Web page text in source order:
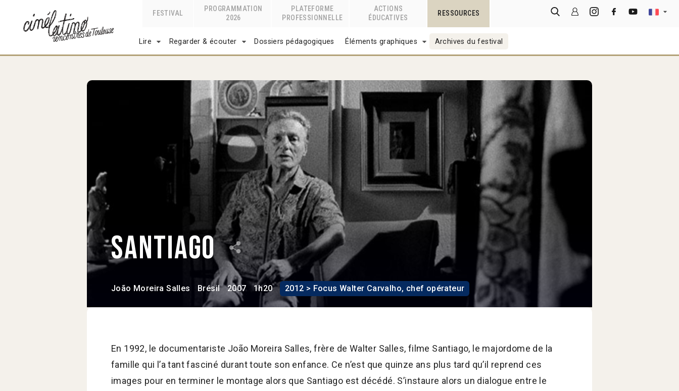
FESTIVAL
PROGRAMMATION
2026
PLATEFORME
PROFESSIONNELLE
ACTIONS
ÉDUCATIVES
RESSOURCES
Lire Regarder & écouter Dossiers pédagogiques Éléments graphiques Archives du festival
Santiago
João Moreira Salles Brésil 2007 1h20 2012 > Focus Walter Carvalho, chef opérateur
En 1992, le documentariste João Moreira Salles, frère de Walter Salles, filme Santiago, le majordome de la
famille qui l’a tant fasciné durant toute son enfance. Ce n’est que quinze ans plus tard qu’il reprend ces
images pour en terminer le montage alors que Santiago est décédé. S’instaure alors un dialogue entre le